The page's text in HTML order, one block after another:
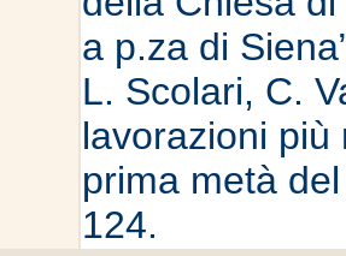
a p.za di
L. Scolari, C.
lavorazioni
prima metà
124.